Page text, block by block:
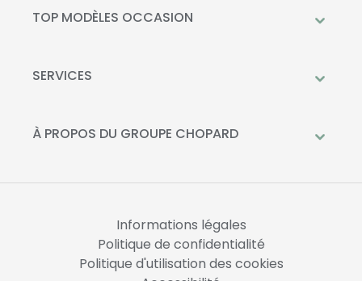
Mercedes-Benz
Kia
TOP MODÈLES OCCASION
Peugeot 208
SERVICES
Livraison à domicile
La Recharge Chopard
À PROPOS DU GROUPE CHOPARD
Nos concessions
Nous rejoindre
Informations légales
Politique de confidentialité
Politique d'utilisation des cookies